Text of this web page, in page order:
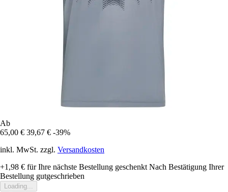
Ab
65,00 € 39,67 € -39%
inkl. MwSt. zzgl. Versandkosten
+1,98 € für Ihre nächste Bestellung geschenkt Nach Bestätigung Ihrer
Bestellung gutgeschrieben
Loading...